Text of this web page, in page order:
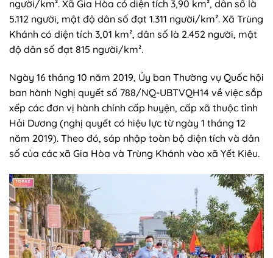
người/km². Xã Gia Hòa có diện tích 3,90 km², dân số là
5.112 người, mật độ dân số đạt 1.311 người/km². Xã Trùng
Khánh có diện tích 3,01 km², dân số là 2.452 người, mật
độ dân số đạt 815 người/km².
Ngày 16 tháng 10 năm 2019, Ủy ban Thường vụ Quốc hội
ban hành Nghị quyết số 788/NQ-UBTVQH14 về việc sắp
xếp các đơn vị hành chính cấp huyện, cấp xã thuộc tỉnh
Hải Dương (nghị quyết có hiệu lực từ ngày 1 tháng 12
năm 2019). Theo đó, sáp nhập toàn bộ diện tích và dân
số của các xã Gia Hòa và Trùng Khánh vào xã Yết Kiêu.